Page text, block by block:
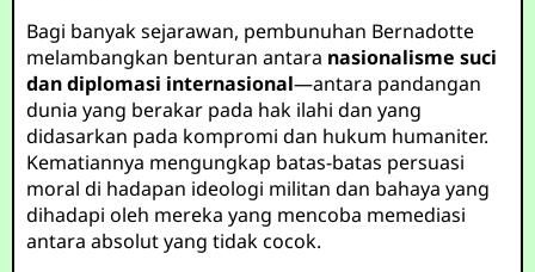
Bagi banyak sejarawan, pembunuhan Bernadotte
melambangkan benturan antara nasionalisme suci
dan diplomasi internasional—antara pandangan
dunia yang berakar pada hak ilahi dan yang
didasarkan pada kompromi dan hukum humaniter.
Kematiannya mengungkap batas-batas persuasi
moral di hadapan ideologi militan dan bahaya yang
dihadapi oleh mereka yang mencoba memediasi
antara absolut yang tidak cocok.